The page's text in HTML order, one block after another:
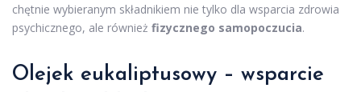
chętnie wybieranym składnikiem nie tylko dla wsparcia zdrowia
psychicznego, ale również fizycznego samopoczucia.
Olejek eukaliptusowy – wsparcie